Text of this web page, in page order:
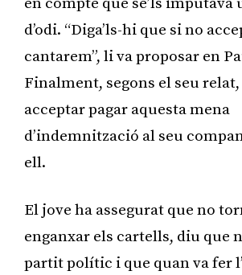
d’odi. “Diga’ls-hi que si no
cantarem”, li va proposar en
Finalment, segons el seu
acceptar pagar aquesta mena
d’indemnització al seu
ell.
El jove ha assegurat que no
enganxar els cartells, diu que
partit polític i que quan va fer